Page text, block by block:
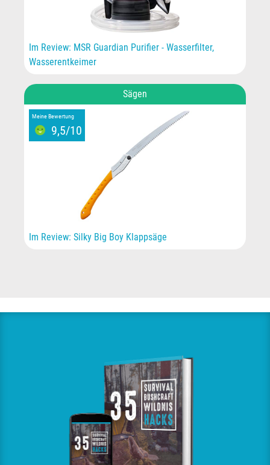
Im Review: MSR Guardian Purifier - Wasserfilter,
Wasserentkeimer
Sägen
Meine Bewertung
9,5/10
Im Review: Silky Big Boy Klappsäge